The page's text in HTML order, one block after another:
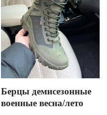
Берцы демисезонные
военные весна/лето